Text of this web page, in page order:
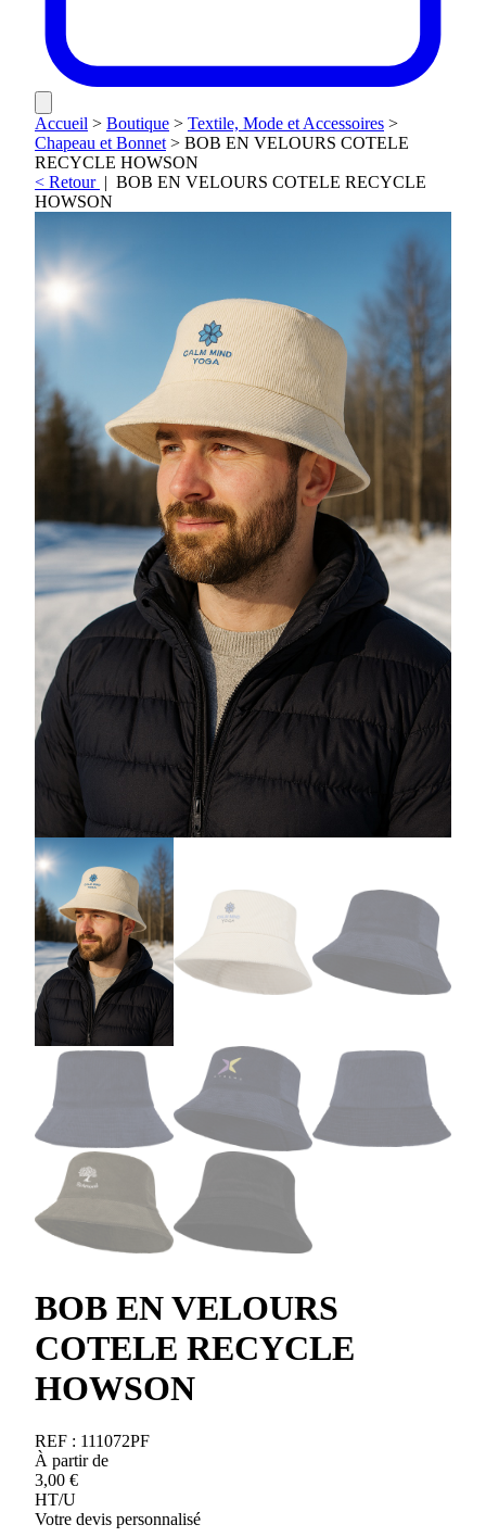
Accueil > Boutique > Textile, Mode et Accessoires >
Chapeau et Bonnet> BOB EN VELOURS COTELE
RECYCLE HOWSON
< Retour | BOB EN VELOURS COTELE RECYCLE
HOWSON
BOB EN VELOURS
COTELE RECYCLE
HOWSON
REF : 111072PF
À partir de
3,00 €
HT/U
Votre devis personnalisé